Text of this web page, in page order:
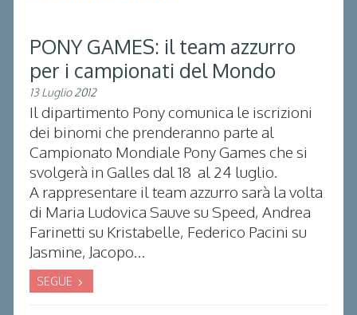
PONY GAMES: il team azzurro
per i campionati del Mondo
13 Luglio 2012
Il dipartimento Pony comunica le iscrizioni
dei binomi che prenderanno parte al
Campionato Mondiale Pony Games che si
svolgerà in Galles dal 18 al 24 luglio.
A rappresentare il team azzurro sarà la volta
di Maria Ludovica Sauve su Speed, Andrea
Farinetti su Kristabelle, Federico Pacini su
Jasmine, Jacopo...
SEGUE